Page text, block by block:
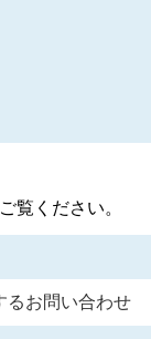
覧ください。
るお問い合わせ